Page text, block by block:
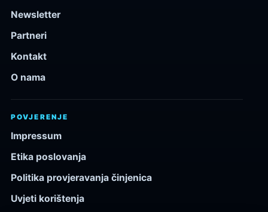
Newsletter
Partneri
Kontakt
O nama
POVJERENJE
Impressum
Etika poslovanja
Politika provjeravanja činjenica
Uvjeti korištenja